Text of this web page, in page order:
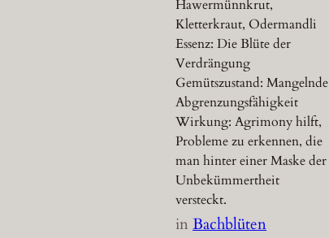
Hawermünnkrut,
Kletterkraut, Odermandli
Essenz: Die Blüte der
Verdrängung
Gemütszustand: Mangelnde
Abgrenzungsfähigkeit
Wirkung: Agrimony hilft,
Probleme zu erkennen, die
man hinter einer Maske der
Unbekümmertheit
versteckt.
inBachblüten